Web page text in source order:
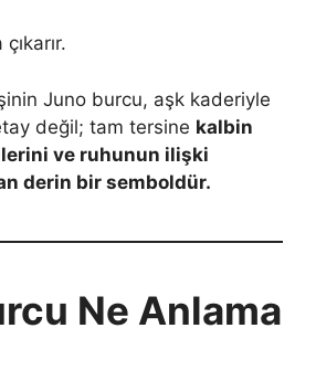
Juno burcu, aşk kaderiyle
değil; tam tersine kalbin
ve ruhunun ilişki
derin bir semboldür.
Ne Anlama